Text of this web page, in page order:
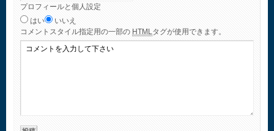
プロフィールと個人設定
はい
いいえ
コメント スタイル指定用の一部の HTMLタグが使用できます。